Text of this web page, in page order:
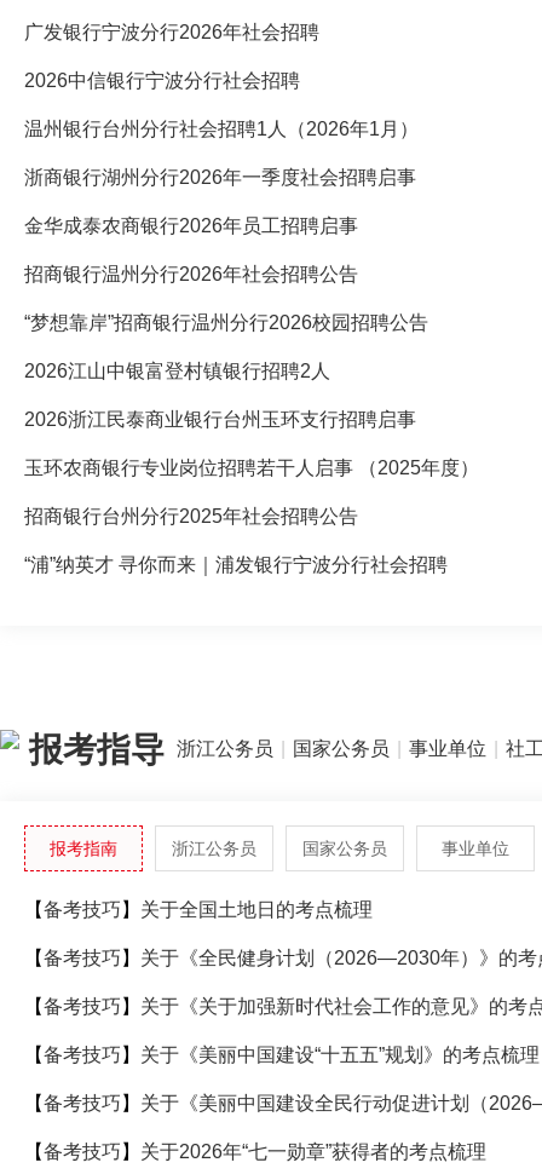
广发银行宁波分行2026年社会招聘
2026中信银行宁波分行社会招聘
温州银行台州分行社会招聘1人（2026年1月）
浙商银行湖州分行2026年一季度社会招聘启事
金华成泰农商银行2026年员工招聘启事
招商银行温州分行2026年社会招聘公告
“梦想靠岸”招商银行温州分行2026校园招聘公告
2026江山中银富登村镇银行招聘2人
2026浙江民泰商业银行台州玉环支行招聘启事
玉环农商银行专业岗位招聘若干人启事 （2025年度）
招商银行台州分行2025年社会招聘公告
“浦”纳英才 寻你而来｜浦发银行宁波分行社会招聘
报考指导 浙江公务员 国家公务员 事业单位 社
报考指南 浙江公务员 国家公务员 事业单位
【备考技巧 】 关于全国土地日的考点梳理
【备考技巧 】 关于《全民健身计划（2026—2030年）》的考
【备考技巧 】 关于《关于加强新时代社会工作的意见》的考
【备考技巧 】 关于《美丽中国建设“十五五”规划》的考点梳理
【备考技巧 】
【备考技巧 】 关于2026年“七一勋章”获得者的考点梳理